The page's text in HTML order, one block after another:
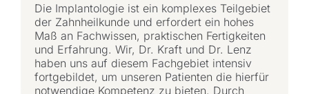
Die Implantologie ist ein komplexes Teilgebiet
der Zahnheilkunde und erfordert ein hohes
Maß an Fachwissen, praktischen Fertigkeiten
und Erfahrung. Wir, Dr. Kraft und Dr. Lenz
haben uns auf diesem Fachgebiet intensiv
fortgebildet, um unseren Patienten die hierfür
notwendige Kompetenz zu bieten. Durch